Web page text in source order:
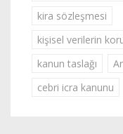
kira sözleşmesi
kişisel verilerin
kanun taslağı
cebri icra kanunu